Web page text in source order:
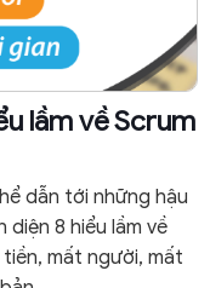
lầm về Scrum
dẫn tới những hậu
8 hiểu lầm về
mất người, mất